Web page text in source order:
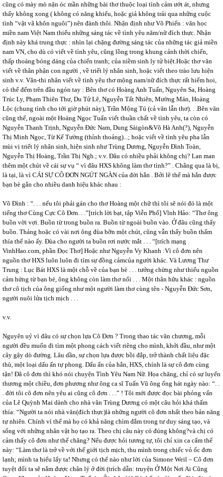
cũng có mày mò nặn óc mần những bài thơ thuộc loại tình cảm ướt át, nhưng
thấy không xong ( không có năng khiếu, hoặc giả không trải qua những cuộc
tình “vật vã khôn nguôi”) nên đành thôi. Nhận định như Võ Phiến : văn học
miền nam Việt Nam thiếu những sáng tác về tình yêu năm/nữ đích thực. Nhận
định này khá trung thực : nhìn lại chặng đường sáng tác của những tác giả miền
nam VN, cho dù có viết về tình yêu, cũng lồng trong khung cảnh thời chiến,
thấp thoáng bóng dáng của chiến tranh; của niềm sinh ly tử biệt.Hoặc thơ văn
viết về thân phận con người , về triết lý nhân sinh, hoặc viết theo trào lưu hiện
sinh v.v. Văn-thi nhân viết về tình yêu thơ mộng nam/nữ đích thực rất hiếm hoi,
có thể đếm trên đầu ngón tay : Bên thơ có Hoàng Anh Tuấn, Nguyên Sa, Hoàng
Trúc Ly, Phạm Thiên Thư, Du Tử Lê, Nguyễn Tất Nhiên, Mường Mán, Hoàng
Lộc (chung tình cho tới giờ phút này), Trần Mộng Tú (cả văn lẫn thơ). . .Bên văn
cũng thế, ngoài một Hoàng Ngọc Tuấn viết thuần chất về tình yêu, ta còn có
Nguyễn Thanh Trịnh, Nguyễn Đức Nam, Dung Sàigòn&Võ Hà Anh(?), Nguyễn
Thị Minh Ngọc, Từ Kế Tường (thỉnh thoảng)...; hoặc viết về tình yêu pha lẫn
mùi vị triết lý nhân sinh, hiện sinh như Trùng Dương, Nguyễn Đình Toàn,
Nguyễn Thị Hoàng, Trần Thị Ngh.; v.v. Đâu có nhiều phải không chị? Lan man
thêm một chút về cái sự vụ “ vì đâu HXS không làm thơ tình?” . Chẳng qua là bị,
là tại, là vì CÁI SỰ CÔ ĐƠN NGÚT NGÀN của đời hắn . Bởi lẽ thế mà hắn được
bạn bè gắn cho nhiều danh hiệu khác nhau :
Võ Đình : “. . . nếu tôi phải gán cho thơ Hoàng một chữ thì tôi sẽ nói đó là một
tiếng thơ Cùng Cực Cô Đơn. . .”[trích lời bạt, tập Viễn Phố] Vĩnh Hảo: “Thơ ông
buồn vời vợi. Buồn từ trong buồn ra. Buồn từ ngoài buồn vào. Ở đâu cũng thấy
buồn. Thảng hoặc có vài nơi ông đùa bỡn một chút, cũng vẫn thấy buồn thấm
thía thế nào ấy. Đùa cho người ta buồn rơi nước mắt . . . “[trích mạng
VinhHao.com, phần Đọc Thơ] Hoặc như Nguyễn Vy Khanh :Vì cô đơn nên
nguồn thơ HXS luôn luôn đi tìm sự đồng cảmcủa người khác. Và Lương Thư
Trung : Lục Bát HXS là một chỗ về của bạn bè . . . tưởng chừng như thiếu nguồn
cảm hứng từ bạn bè, ông không còn làm thơ nổi . . . Một thân hữu khác : nguồn
thơ cô tịch của ông giống như một người làm thơ cùng tên - Nguyễn Đức Sơn,
người nuôi lửa tịch mịch . . .
v.v.
Nguyên uỷ vì đâu có sự chọn lựa Cô Đơn ? Trong thao tác văn chương, mỗi
người đều muốn đi tìm một phong cách viết riêng cho mình, khởi đầu, như một
cây gậy dò đường. Lâu dần, sự chọn lựa được bồi đắp, trở thành chất liệu đặc
thù, một loại dấu ấn tự phong. Dấu ấn của hắn, HXS, chính là sự cô đơn cùng
tận! Đã cô đơn thì khó nói chuyện Tình Yêu Nam Nữ. Họa chăng, chỉ có sự luyến
thương một chiều, đơn phương như ông ca sĩ Tuấn Vũ ông ổng hát ngày nào: “. .
. đời tôi cô đơn nên yêu ai cũng cô đơn . . .” ! Tôi mới được đọc bài phỏng vấn
của Lê Quỳnh Mai dành cho nhà văn Trùng Dương có một câu hỏi khá thấm
thía: “Người ta nói nhà văn(đích thực)là những người cô đơn nhất theo bản năng
tự nhiên. Chính vì thế mà họ có khả năng chìm đắm trong tư duy sáng tạo, và
sống với những nhân vật họ tạo ra. Theo chị câu này có đúng không?và chị có
cảm thấy cô đơn như thế chăng? Nếu được hỏi tương tự, tôi chỉ xin ca cẩm thế
này: “Làm thơ là trở về với thế giới tịch mịch, thu mình trong chiếc vỏ ốc đơn
lạnh; mình ta hiểu lấy ta! Nhưng có thể nào như lời của Simone Weil – Cô đơn
tuyệt đối ta sẽ nắm được chân lý ở đời (trích dẫn: truyện Ở Một Nơi Ai Cũng